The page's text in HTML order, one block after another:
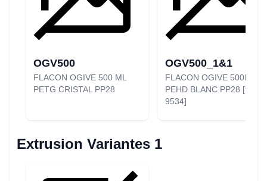
OGV500
FLACON OGIVE 500 ML
PETG CRISTAL PP28
OGV500_1&1
FLACON OGIVE 500ML
PEHD BLANC PP28
9534]
Extrusion Variantes 1